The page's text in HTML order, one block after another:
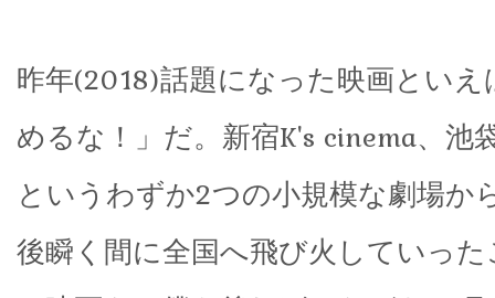
昨年(2018)話題になった映画とい
めるな！」だ。新宿K's cinema、池
というわずか2つの小規模な劇場か
後瞬く間に全国へ飛び火していっ